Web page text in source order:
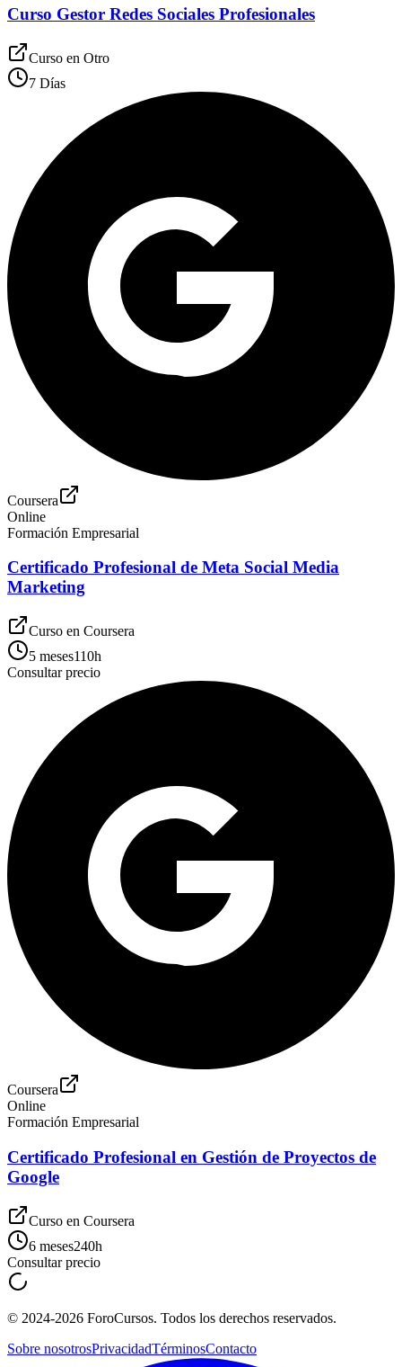
Curso Gestor Redes Sociales Profesionales
Curso en Otro
7 Días
Coursera
Online
Formación Empresarial
Certificado Profesional de Meta Social Media
Marketing
Curso en Coursera
5 meses110h
Consultar precio
Coursera
Online
Formación Empresarial
Certificado Profesional en Gestión de Proyectos de
Google
Curso en Coursera
6 meses240h
Consultar precio
© 2024-2026 ForoCursos. Todos los derechos reservados.
Sobre nosotrosPrivacidadTérminosContacto